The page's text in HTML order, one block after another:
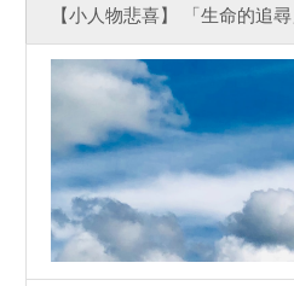
【小人物悲喜】 「生命的追